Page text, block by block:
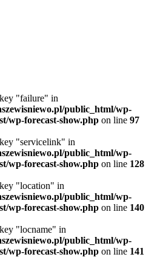
"failure" in
public_html/wp-
wp-forecast-show.php on line 97
"servicelink" in
public_html/wp-
wp-forecast-show.php on line 128
"location" in
public_html/wp-
wp-forecast-show.php on line 140
"locname" in
public_html/wp-
wp-forecast-show.php on line 141